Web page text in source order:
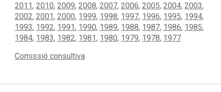
2011, 2010, 2009, 2008, 2007, 2006, 2005, 2004, 2003,
2002, 2001, 2000, 1999, 1998, 1997, 1996, 1995, 1994,
1993, 1992, 1991, 1990, 1989, 1988, 1987, 1986, 1985,
1984, 1983, 1982, 1981, 1980, 1979, 1978, 1977
Comissió consultiva